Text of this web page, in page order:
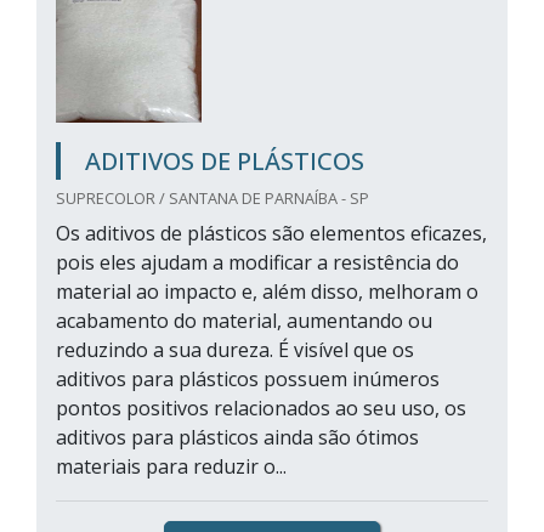
ADITIVOS DE PLÁSTICOS
SUPRECOLOR / SANTANA DE PARNAÍBA - SP
Os aditivos de plásticos são elementos eficazes,
pois eles ajudam a modificar a resistência do
material ao impacto e, além disso, melhoram o
acabamento do material, aumentando ou
reduzindo a sua dureza. É visível que os
aditivos para plásticos possuem inúmeros
pontos positivos relacionados ao seu uso, os
aditivos para plásticos ainda são ótimos
materiais para reduzir o...